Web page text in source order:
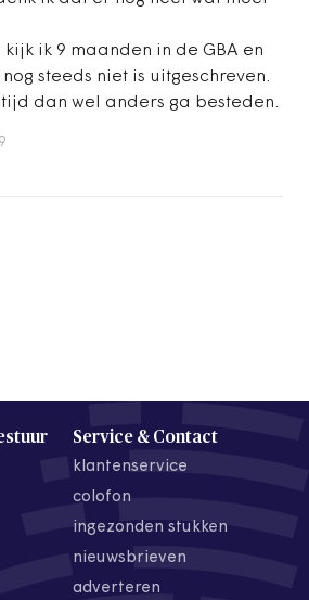
ik 9 maanden in de GBA en
steeds niet is uitgeschreven.
dan wel anders ga besteden.
Service & Contact
klantenservice
colofon
ingezonden stukken
nieuwsbrieven
adverteren